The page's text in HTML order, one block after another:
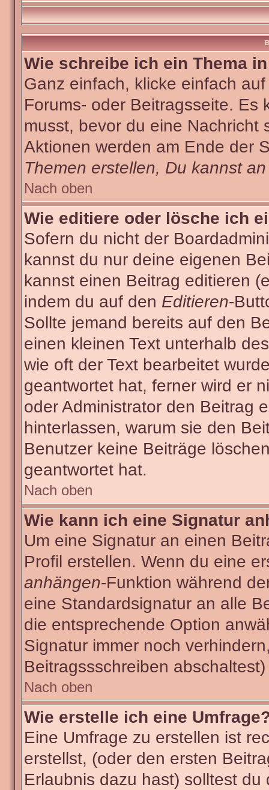
Wie schreibe ich ein Thema
Ganz einfach, klicke einfach
Forums- oder Beitragsseite. Es
musst, bevor du eine
Aktionen werden am Ende der
Themen erstellen, Du kannst
Nach oben
Wie editiere oder lösche ich
Sofern du nicht der
kannst du nur deine eigenen
kannst einen Beitrag editieren
indem du auf den Editieren-
Sollte jemand bereits auf den
einen kleinen Text unterhalb
wie oft der Text bearbeitet
geantwortet hat, ferner wird er
oder Administrator den Beitrag
hinterlassen, warum sie den
Benutzer keine Beiträge
geantwortet hat.
Nach oben
Wie kann ich eine Signatur
Um eine Signatur an einen
Profil erstellen. Wenn du eine
anhängen-Funktion während
eine Standardsignatur an alle
die entsprechende Option
Signatur immer noch
Beitragssschreiben abschaltest)
Nach oben
Wie erstelle ich eine
Eine Umfrage zu erstellen ist
erstellst, (oder den ersten
Erlaubnis dazu hast) solltest